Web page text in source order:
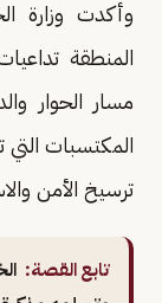
وأكدت وزارة
المنطقة
مسار الحوار
المكتسبات
ترسيخ الأمن
تابع القصة: